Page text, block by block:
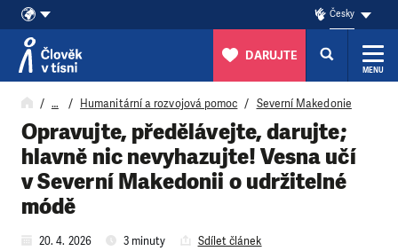
Přeskočit na obsah
Česky
DARUJTE
MENU
… Humanitární a rozvojová pomoc Severní Makedonie
Opravujte, předělávejte, darujte;
hlavně nic nevyhazujte! Vesna učí
v Severní Makedonii o udržitelné
módě
20. 4. 2026 3 minuty Sdílet článek